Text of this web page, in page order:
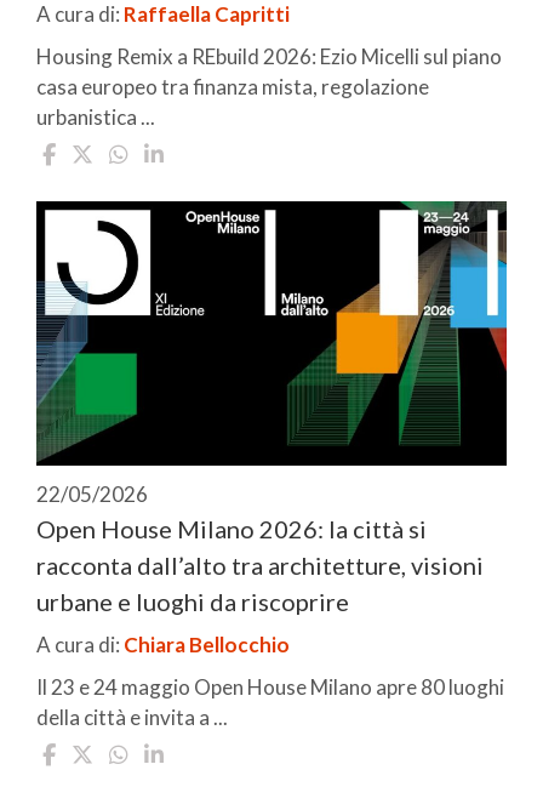
A cura di: Raffaella Capritti
Housing Remix a REbuild 2026: Ezio Micelli sul piano
casa europeo tra finanza mista, regolazione
urbanistica ...
22/05/2026
Open House Milano 2026: la città si
racconta dall’alto tra architetture, visioni
urbane e luoghi da riscoprire
A cura di: Chiara Bellocchio
Il 23 e 24 maggio Open House Milano apre 80 luoghi
della città e invita a ...